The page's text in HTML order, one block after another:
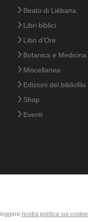
Beato di Liébana
Libri biblici
Libri d’Ore
Botanica e Medicina
Miscellanea
Edizioni del bibliofilo
Shop
Eventi
nostra politica sui cookie